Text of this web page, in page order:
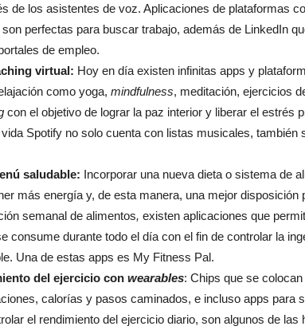
de los asistentes de voz. Aplicaciones de plataformas
perfectas para buscar trabajo, además de LinkedIn
de empleo.
virtual: Hoy en día existen infinitas apps y
como yoga, mindfulness, meditación, ejercicios
con el objetivo de lograr la paz interior y liberar el estrés
Spotify no solo cuenta con listas musicales, también
saludable: Incorporar una nueva dieta o sistema de
más energía y, de esta manera, una mejor disposición
semanal de alimentos, existen aplicaciones que
consume durante todo el día con el fin de controlar la
Una de estas apps es My Fitness Pal.
del ejercicio con wearables: Chips que se
calorías y pasos caminados, e incluso apps para
el rendimiento del ejercicio diario, son algunos de las